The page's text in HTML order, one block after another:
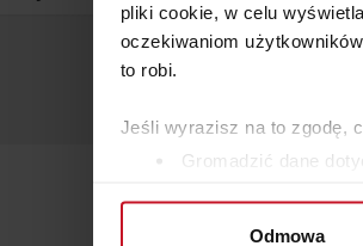
pliki cookie, w celu
oczekiwaniom
to robi.
Jeśli wyrazisz na to zgodę,
Gromadzić dane
Odmowa